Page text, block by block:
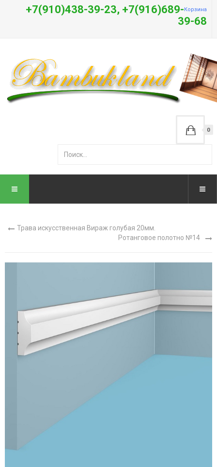
Корзина
+7(910)438-39-23, +7(916)689-
39-68
0
Трава искусственная Вираж голубая 20мм.
Ротанговое полотно №14